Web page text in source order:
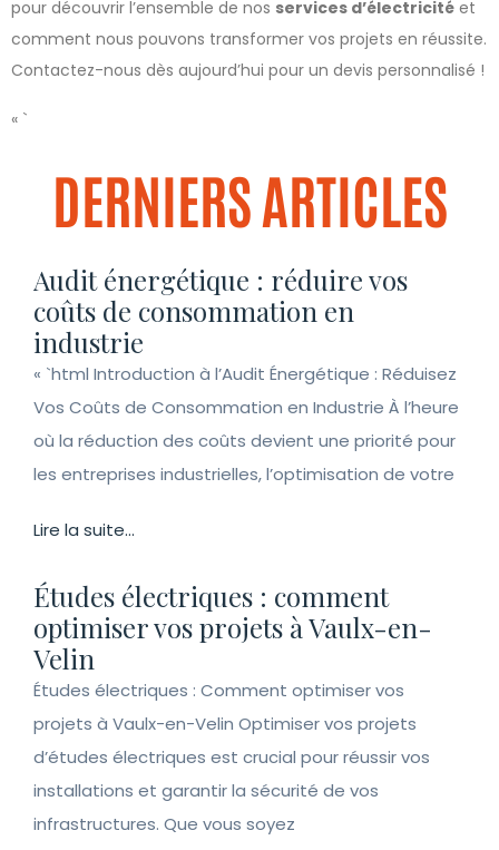
pour découvrir l’ensemble de nos services d’électricité et
comment nous pouvons transformer vos projets en réussite.
Contactez-nous dès aujourd’hui pour un devis personnalisé !
« `
DERNIERS ARTICLES
Audit énergétique : réduire vos
coûts de consommation en
industrie
« `html Introduction à l’Audit Énergétique : Réduisez
Vos Coûts de Consommation en Industrie À l’heure
où la réduction des coûts devient une priorité pour
les entreprises industrielles, l’optimisation de votre
Lire la suite...
Études électriques : comment
optimiser vos projets à Vaulx-en-
Velin
Études électriques : Comment optimiser vos
projets à Vaulx-en-Velin Optimiser vos projets
d’études électriques est crucial pour réussir vos
installations et garantir la sécurité de vos
infrastructures. Que vous soyez